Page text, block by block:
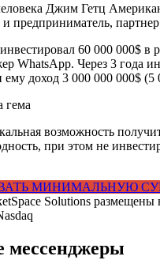
Джим Гетц
и предприниматель,
60 000 000$ в
WhatsApp. Через 3 года
ему доход 3 000 000 000$ (5
возможность
при этом не
МИНИМАЛЬНУЮ
Solutions размещены
мессенджеры